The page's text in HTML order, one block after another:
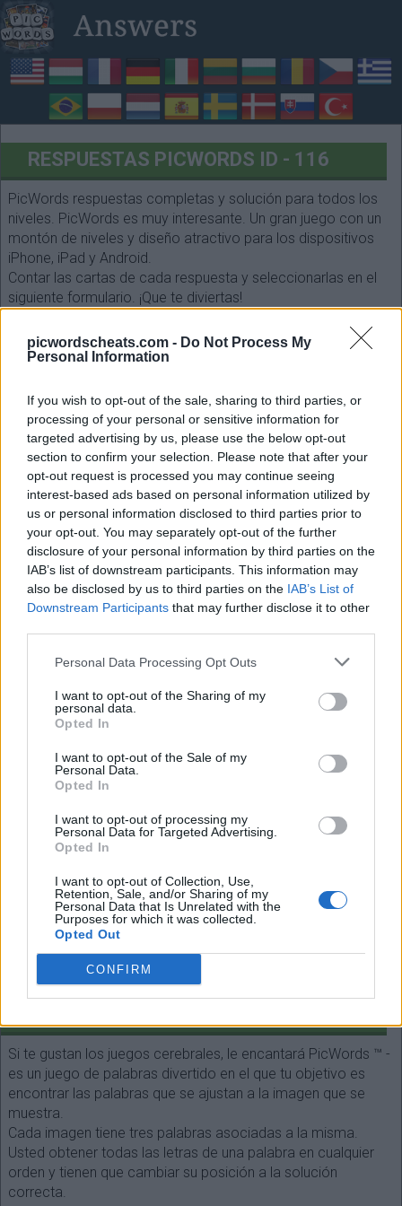
picwordscheats.com - Do Not Process My
Personal Information
If you wish to opt-out of the sale, sharing to third parties, or
processing of your personal or sensitive information for
targeted advertising by us, please use the below opt-out
section to confirm your selection. Please note that after your
opt-out request is processed you may continue seeing
interest-based ads based on personal information utilized by
us or personal information disclosed to third parties prior to
your opt-out. You may separately opt-out of the further
disclosure of your personal information by third parties on the
IAB’s list of downstream participants. This information may
also be disclosed by us to third parties on the IAB’s List of
Downstream Participants that may further disclose it to other
Personal Data Processing Opt Outs
I want to opt-out of the Sharing of my
personal data.
Opted In
I want to opt-out of the Sale of my
Personal Data.
Opted In
I want to opt-out of processing my
Personal Data for Targeted Advertising.
Opted In
I want to opt-out of Collection, Use,
Retention, Sale, and/or Sharing of my
Personal Data that Is Unrelated with the
Purposes for which it was collected.
Opted Out
CONFIRM
RESPUESTAS PICWORDS ID - 116
PicWords respuestas completas y solución para todos los
niveles. PicWords es muy interesante. Un gran juego con un
montón de niveles y diseño atractivo para los dispositivos
iPhone, iPad y Android.
Contar las cartas de cada respuesta y seleccionarlas en el
siguiente formulario. ¡Que te diviertas!
Responder:taj Mahal, India, reflejo
Espalda
Seleccione cada longitud de palabra:
Si te gustan los juegos cerebrales, le encantará PicWords ™ -
es un juego de palabras divertido en el que tu objetivo es
encontrar las palabras que se ajustan a la imagen que se
muestra.
Cada imagen tiene tres palabras asociadas a la misma.
Usted obtener todas las letras de una palabra en cualquier
orden y tienen que cambiar su posición a la solución
correcta.